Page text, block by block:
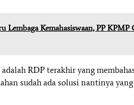
Lembaga Kemahasiswaan, PP
RDP terakhir yang
sudah ada solusi nantinya